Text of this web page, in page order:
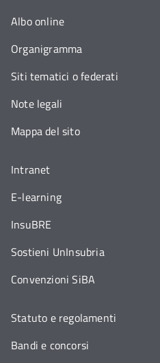
Albo online
Organigramma
Siti tematici o federati
Note legali
Mappa del sito
Intranet
E-learning
InsuBRE
Sostieni UnInsubria
Convenzioni SiBA
Statuto e regolamenti
Bandi e concorsi